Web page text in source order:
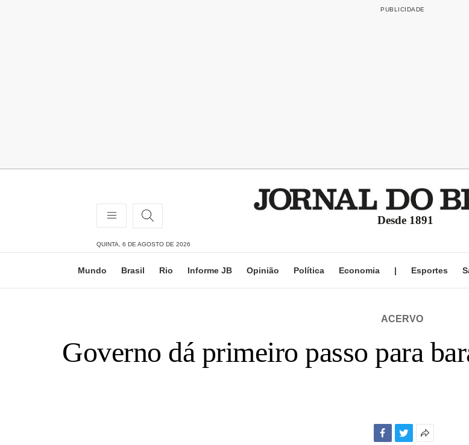
Desde 1891
QUINTA, 6 DE AGOSTO DE 2026
Mundo Brasil Rio Informe JB Opinião Política Economia | Esportes
ACERVO
Governo dá primeiro passo para